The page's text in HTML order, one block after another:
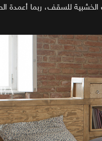
للسقف، ربما أعمدة